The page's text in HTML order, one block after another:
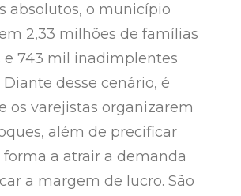
absolutos, o município
2,33 milhões de famílias
e 743 mil inadimplentes
desse cenário, é
os varejistas organizarem
além de precificar
a atrair a demanda
a margem de lucro. São